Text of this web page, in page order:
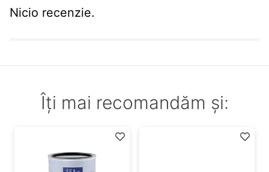
Coada despicata;
Nicio recenzie.
Îți mai recomandăm și: